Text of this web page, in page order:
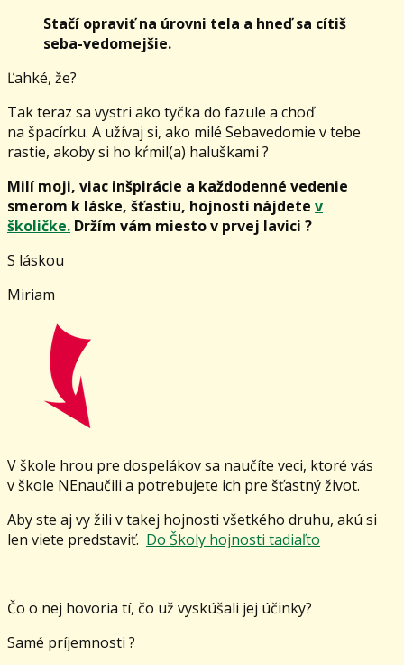
Stačí opraviť na úrovni tela a hneď sa cítiš
seba-vedomejšie.
Ľahké, že?
Tak teraz sa vystri ako tyčka do fazule a choď
na špacírku. A užívaj si, ako milé Sebavedomie v tebe
rastie, akoby si ho kŕmil(a) haluškami ?
Milí moji, viac inšpirácie a každodenné vedenie
smerom k láske, šťastiu, hojnosti nájdete v
školičke. Držím vám miesto v prvej lavici ?
S láskou
Miriam
V škole hrou pre dospelákov sa naučíte veci, ktoré vás
v škole NEnaučili a potrebujete ich pre šťastný život.
Aby ste aj vy žili v takej hojnosti všetkého druhu, akú si
len viete predstaviť. Do Školy hojnosti tadiaľto
Čo o nej hovoria tí, čo už vyskúšali jej účinky?
Samé príjemnosti ?